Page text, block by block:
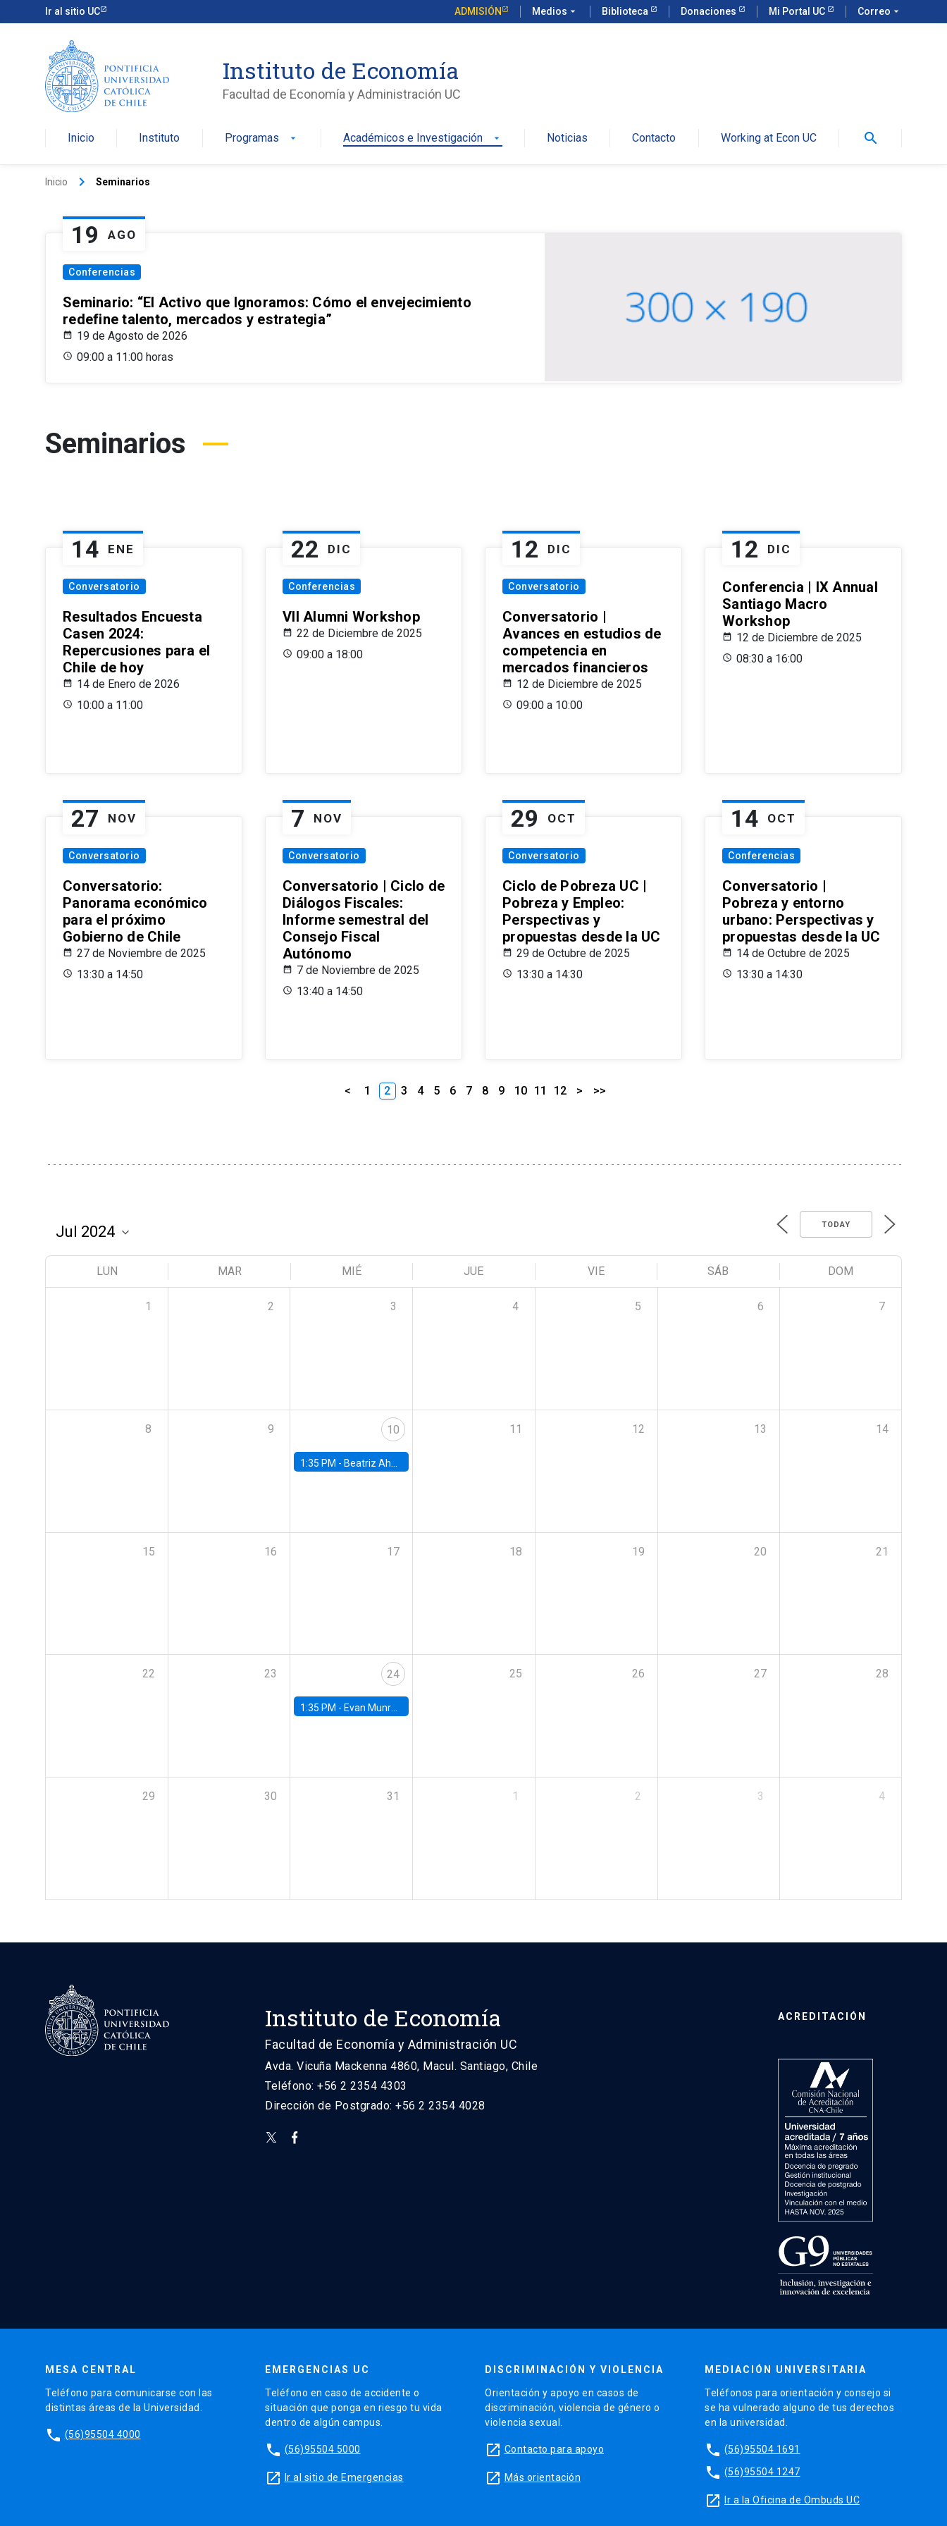
Ir al sitio UC ADMISIÓN Medios arrow_drop_down Biblioteca Donaciones Mi Portal UC Correo arrow_drop_down
Instituto de Economía
Facultad de Economía y Administración UC
Inicio Instituto Programas arrow_drop_down Académicos e Investigación arrow_drop_down Noticias Contacto Working at Econ UC search
Inicio keyboard_arrow_right Seminarios
19 AGO
Conferencias
Seminario: “El Activo que Ignoramos: Cómo el envejecimiento
redefine talento, mercados y estrategia”
19 de Agosto de 2026
09:00 a 11:00 horas
Seminarios
14 ENE
Conversatorio
Resultados Encuesta
Casen 2024:
Repercusiones para el
Chile de hoy
14 de Enero de 2026
10:00 a 11:00
22 DIC
Conferencias
VII Alumni Workshop
22 de Diciembre de 2025
09:00 a 18:00
12 DIC
Conversatorio
Conversatorio |
Avances en estudios de
competencia en
mercados financieros
12 de Diciembre de 2025
09:00 a 10:00
12 DIC
Conferencia | IX Annual
Santiago Macro
Workshop
12 de Diciembre de 2025
08:30 a 16:00
27 NOV
Conversatorio
Conversatorio:
Panorama económico
para el próximo
Gobierno de Chile
27 de Noviembre de 2025
13:30 a 14:50
7 NOV
Conversatorio
Conversatorio | Ciclo de
Diálogos Fiscales:
Informe semestral del
Consejo Fiscal
Autónomo
7 de Noviembre de 2025
13:40 a 14:50
29 OCT
Conversatorio
Ciclo de Pobreza UC |
Pobreza y Empleo:
Perspectivas y
propuestas desde la UC
29 de Octubre de 2025
13:30 a 14:30
14 OCT
Conferencias
Conversatorio |
Pobreza y entorno
urbano: Perspectivas y
propuestas desde la UC
14 de Octubre de 2025
13:30 a 14:30
< 1 2 3 4 5 6 7 8 9 10 11 12 > >>
TODAY
LUN MAR MIÉ JUE VIE SÁB DOM
1 2 3 4 5 6 7
8 9 10
1:35 PM - Beatriz Ahumada, PhD candidate, Universidad de Pittsburgh
11 12 13 14
15 16 17 18 19 20 21
22 23 24
1:35 PM - Evan Munro, Neyman Visiting Assistant Professor in the Department of Statistics at UC Berkeley
25 26 27 28
29 30 31 1 2 3 4
Instituto de Economía
Facultad de Economía y Administración UC
Avda. Vicuña Mackenna 4860, Macul. Santiago, Chile
Teléfono: +56 2 2354 4303
Dirección de Postgrado: +56 2 2354 4028
ACREDITACIÓN
MESA CENTRAL
Teléfono para comunicarse con las
distintas áreas de la Universidad.
phone (56)95504 4000
EMERGENCIAS UC
Teléfono en caso de accidente o
situación que ponga en riesgo tu vida
dentro de algún campus.
phone (56)95504 5000
launch Ir al sitio de Emergencias
DISCRIMINACIÓN Y VIOLENCIA
Orientación y apoyo en casos de
discriminación, violencia de género o
violencia sexual.
launch Contacto para apoyo
launch Más orientación
MEDIACIÓN UNIVERSITARIA
Teléfonos para orientación y consejo si
se ha vulnerado alguno de tus derechos
en la universidad.
phone (56)95504 1691
phone (56)95504 1247
launch Ir a la Oficina de Ombuds UC